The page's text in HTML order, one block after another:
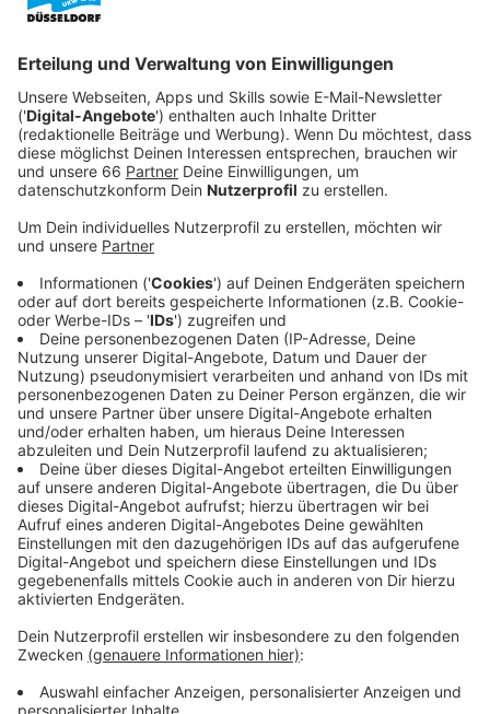
Anzeige
Menschliches Versagen als Ursache
Anzeige
Der Grund für die Entgleisung der U72 Ende November
in Holthausen steht fest: Menschliches Versagen.
Nach aktuellem Ermittlungsstand führten eine falsch
eingestellte Weiche und ein Fehler des Bahnfahrers
zum Unfall. Die Weiche war zwar fehlerhaft
eingestellt, der Fahrer hätte das aber erkennen und
korrigieren müssen.
Anzeige
Konsequenzen für den Fahrer und
Ermittlungen
Anzeige
Rheinbahn
entzogen und arbeitsrechtliche Schritte eingeleitet.